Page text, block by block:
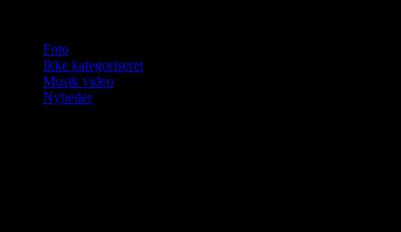
Foto
Ikke kategoriseret
Musik video
Nyheder